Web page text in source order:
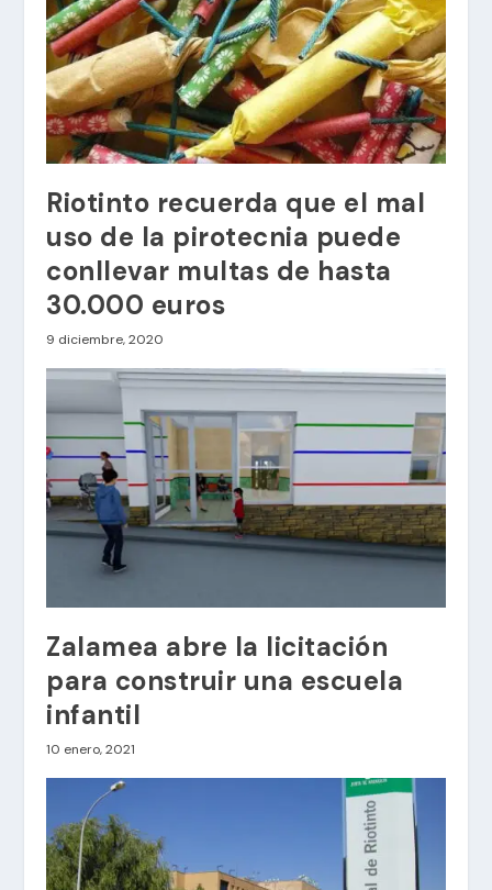
Riotinto recuerda que el mal
uso de la pirotecnia puede
conllevar multas de hasta
30.000 euros
9 diciembre, 2020
Zalamea abre la licitación
para construir una escuela
infantil
10 enero, 2021